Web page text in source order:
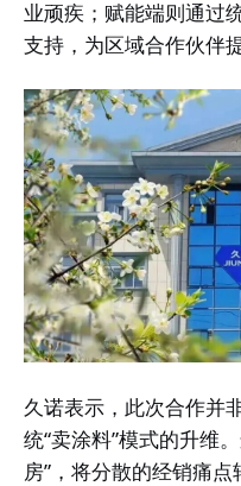
业顽疾；赋能端则通过
支持，为区域合作伙伴
久诺表示，此次合作并
统“卖涂料”模式的升维
房”，将分散的经销痛